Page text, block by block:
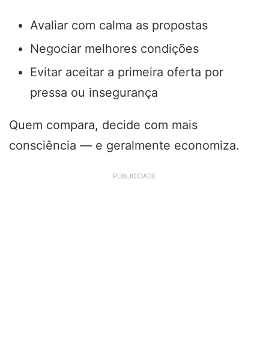
Avaliar com calma as propostas
Negociar melhores condições
Evitar aceitar a primeira oferta por
pressa ou insegurança
Quem compara, decide com mais
consciência — e geralmente economiza.
PUBLICIDADE